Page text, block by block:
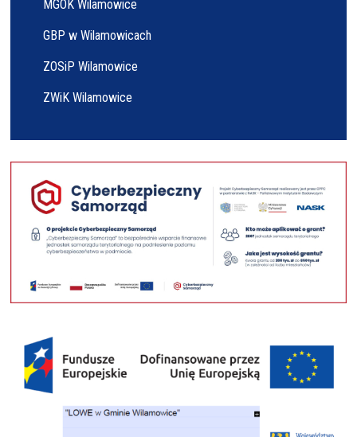
MGOK Wilamowice
GBP w Wilamowicach
ZOSiP Wilamowice
ZWiK Wilamowice